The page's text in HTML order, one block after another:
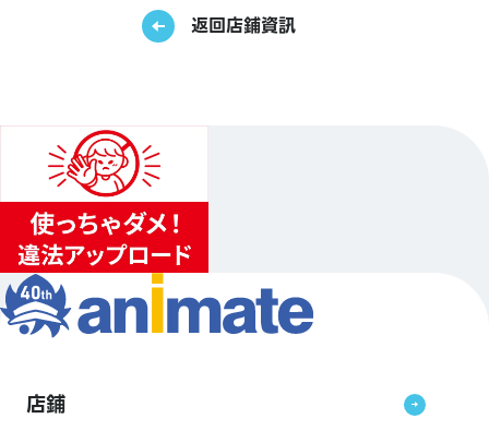
返回店鋪資訊
店鋪